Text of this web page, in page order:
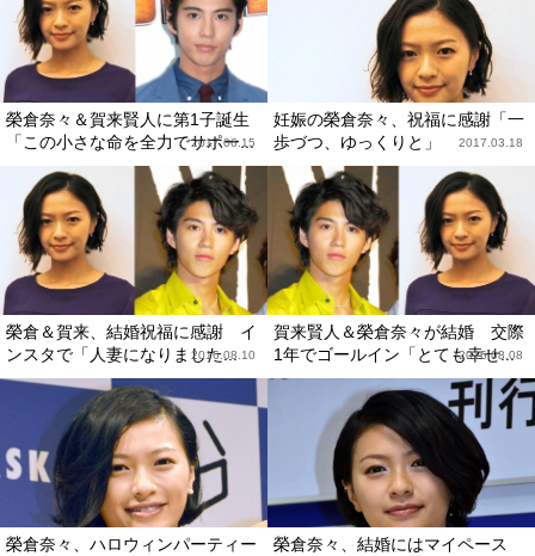
榮倉奈々＆賀来賢人に第1子誕生
「この小さな命を全力でサポー...
2017.06.15
妊娠の榮倉奈々、祝福に感謝「一
歩づつ、ゆっくりと」
2017.03.18
榮倉＆賀来、結婚祝福に感謝 イ
ンスタで「人妻になりました...
2016.08.10
賀来賢人＆榮倉奈々が結婚 交際
1年でゴールイン「とても幸せ...
2016.08.08
榮倉奈々、ハロウィンパーティー
榮倉奈々、結婚にはマイペース